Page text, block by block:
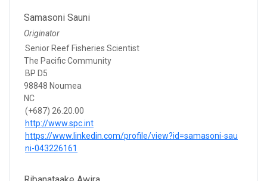
Samasoni Sauni
Originator
Senior Reef Fisheries Scientist
The Pacific Community
BP D5
98848 Noumea
NC
(+687) 26.20.00
http://www.spc.int
https://www.linkedin.com/profile/view?id=samasoni-sau
ni-043226161